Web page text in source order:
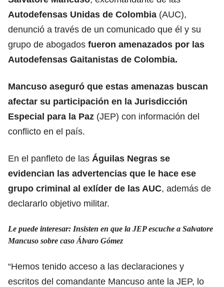
Autodefensas Unidas de Colombia (AUC),
denunció a través de un comunicado que él y su
grupo de abogados fueron amenazados por las
Autodefensas Gaitanistas de Colombia.
Mancuso aseguró que estas amenazas buscan
afectar su participación en la Jurisdicción
Especial para la Paz (JEP) con información del
conflicto en el país.
En el panfleto de las Águilas Negras se
evidencian las advertencias que le hace ese
grupo criminal al exlíder de las AUC, además de
declararlo objetivo militar.
Le puede interesar: Insisten en que la JEP escuche a Salvatore
Mancuso sobre caso Álvaro Gómez
“Hemos tenido acceso a las declaraciones y
escritos del comandante Mancuso ante la JEP, lo